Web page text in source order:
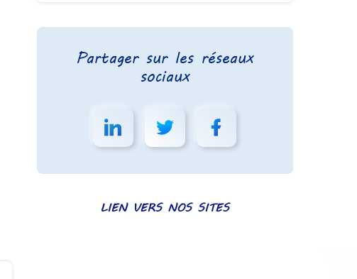
Partager sur les réseaux
sociaux
LIEN VERS NOS SITES